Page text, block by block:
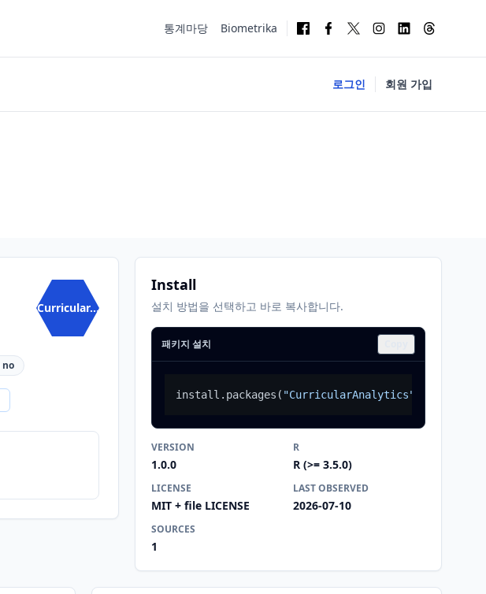
통계마당 Biometrika
로그인 회원 가입
Curricular...
no
Install
설치 방법을 선택하고 바로 복사합니다.
패키지 설치
install.packages ( "CurricularAnalytics"
VERSION
1.0.0
R
R (>= 3.5.0)
LICENSE
MIT + file LICENSE
LAST OBSERVED
2026-07-10
SOURCES
1